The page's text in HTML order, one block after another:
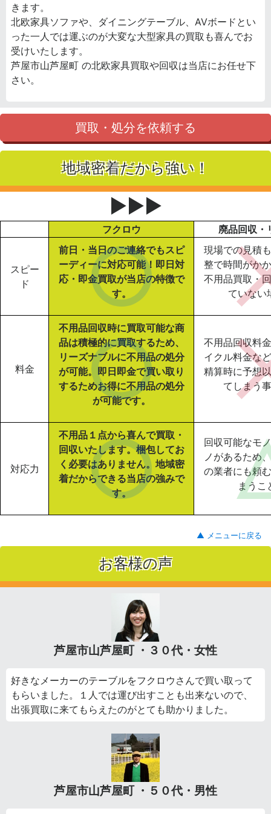
きます。
北欧家具ソファや、ダイニングテーブル、AVボードとい
った一人では運ぶのが大変な大型家具の買取も喜んでお
受けいたします。
芦屋市山芦屋町 の北欧家具買取や回収は当店にお任せ下
さい。
買取・処分を依頼する
地域密着だから強い！
▶▶▶
フクロウ 廃品回収・
スピー
ド
前日・当日のご連絡でもスピ
ーディーに対応可能！即日対
応・即金買取が当店の特徴で
す。
現場での見積
整で時間がか
不用品買取・
ていない
料金
不用品回収時に買取可能な商
品は積極的に買取するため、
リーズナブルに不用品の処分
が可能。即日即金で買い取り
するためお得に不用品の処分
が可能です。
不用品回収料
イクル料金な
精算時に予想
てしまう
対応力
不用品１点から喜んで買取・
回収いたします。梱包してお
く必要はありません。地域密
着だからできる当店の強みで
す。
回収可能なモ
ノがあるため
の業者にも頼
まうこ
▲ メニューに戻る
お客様の声
芦屋市山芦屋町 ・３０代・女性
好きなメーカーのテーブルをフクロウさんで買い取って
もらいました。１人では運び出すことも出来ないので、
出張買取に来てもらえたのがとても助かりました。
芦屋市山芦屋町 ・５０代・男性